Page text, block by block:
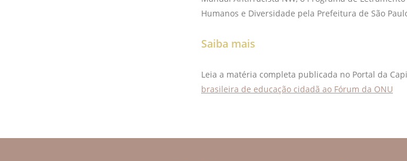
Humanos e Diversidade pela Prefeitura de São
Saiba mais
Leia a matéria completa publicada no Portal da
brasileira de educação cidadã ao Fórum da ONU